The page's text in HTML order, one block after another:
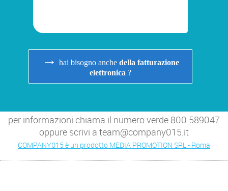
→ hai bisogno anche della fatturazione
elettronica ?
per informazioni chiama il numero verde 800.589047
oppure scrivi a team@company015.it
COMPANY015 è un prodotto MEDIA PROMOTION SRL - Roma